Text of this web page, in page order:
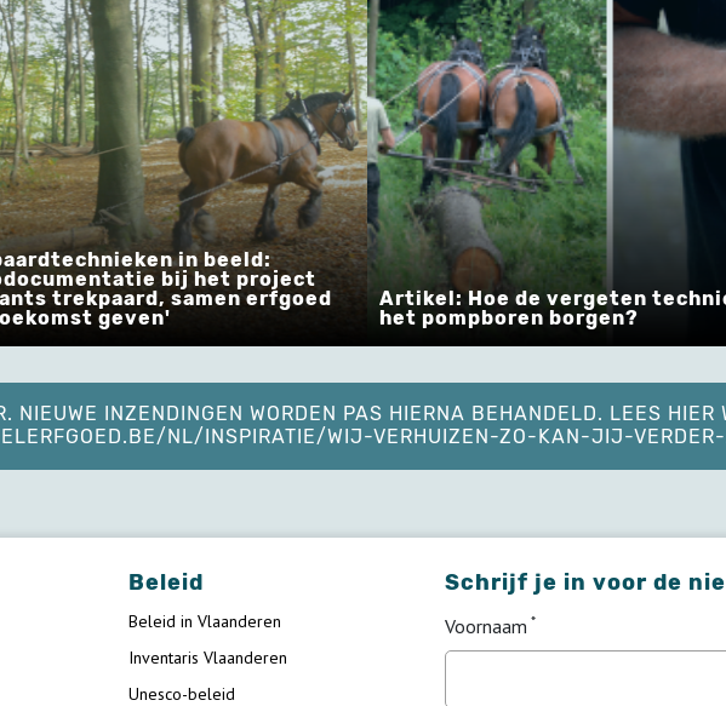
in beeld:
bij het project
trekpaard, samen erfgoed
geven'
Artikel: Hoe de vergeten techniek
het pompboren borgen?
NIEUWE INZENDINGEN WORDEN PAS HIERNA BEHANDELD. LEES HIER
NL/INSPIRATIE/WIJ-VERHUIZEN-ZO-KAN-JIJ-
Beleid
Beleid in Vlaanderen
Inventaris Vlaanderen
Unesco-beleid
Schrijf je in voor de
Voornaam